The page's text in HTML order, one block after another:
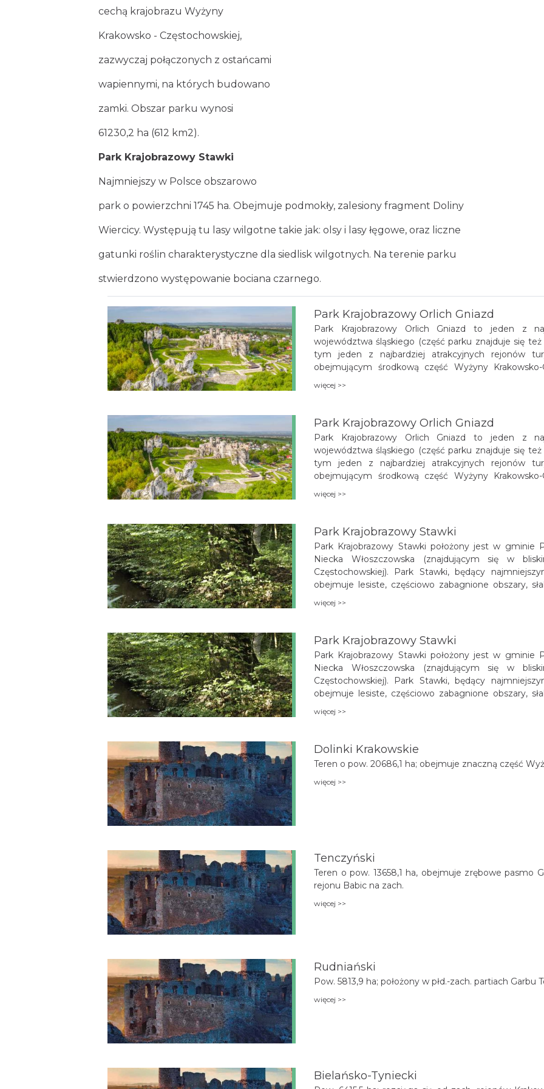
cechą krajobrazu Wyżyny
Krakowsko - Częstochowskiej,
zazwyczaj połączonych z ostańcami
wapiennymi, na których budowano
zamki. Obszar parku wynosi
61230,2 ha (612 km2).
Park Krajobrazowy Stawki
Najmniejszy w Polsce obszarowo
park o powierzchni 1745 ha. Obejmuje podmokły, zalesiony fragment Doliny
Wiercicy. Występują tu lasy wilgotne takie jak: olsy i lasy łęgowe, oraz liczne
gatunki roślin charakterystyczne dla siedlisk wilgotnych. Na terenie parku
stwierdzono występowanie bociana czarnego.
Park Krajobrazowy Orlich Gniazd
Park Krajobrazowy Orlich Gniazd to jeden z
województwa śląskiego (część parku znajduje się
tym jeden z najbardziej atrakcyjnych rejonów
obejmującym środkową część Wyżyny
na wapiennych skałach majestatycznych
więcej >>
Park Krajobrazowy Orlich Gniazd
Park Krajobrazowy Orlich Gniazd to jeden z
województwa śląskiego (część parku znajduje się
tym jeden z najbardziej atrakcyjnych rejonów
obejmującym środkową część Wyżyny
na wapiennych skałach majestatycznych
więcej >>
Park Krajobrazowy Stawki
Park Krajobrazowy Stawki położony jest w gminie
Niecka Włoszczowska (znajdującym się w
Częstochowskiej). Park Stawki, będący
obejmuje lesiste, częściowo zabagnione obszary,
więcej >>
Park Krajobrazowy Stawki
Park Krajobrazowy Stawki położony jest w gminie
Niecka Włoszczowska (znajdującym się w
Częstochowskiej). Park Stawki, będący
obejmuje lesiste, częściowo zabagnione obszary,
więcej >>
Dolinki Krakowskie
Teren o pow. 20686,1 ha; obejmuje znaczną część
więcej >>
Tenczyński
Teren o pow. 13658,1 ha, obejmuje zrębowe pasmo
rejonu Babic na zach.
więcej >>
Rudniański
Pow. 5813,9 ha; położony w płd.-zach. partiach Garbu
więcej >>
Bielańsko-Tyniecki